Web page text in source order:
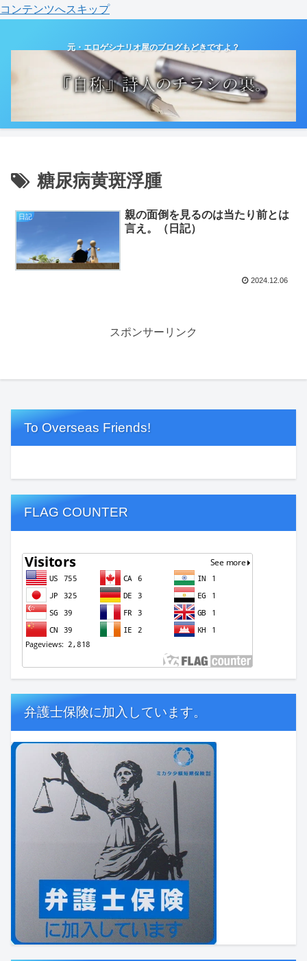
コンテンツへスキップ
元・エロゲシナリオ屋のブログもどきですよ？
糖尿病黄斑浮腫
日記
親の面倒を見るのは当たり前とは
言え。（日記）
2024.12.06
スポンサーリンク
To Overseas Friends!
FLAG COUNTER
弁護士保険に加入しています。